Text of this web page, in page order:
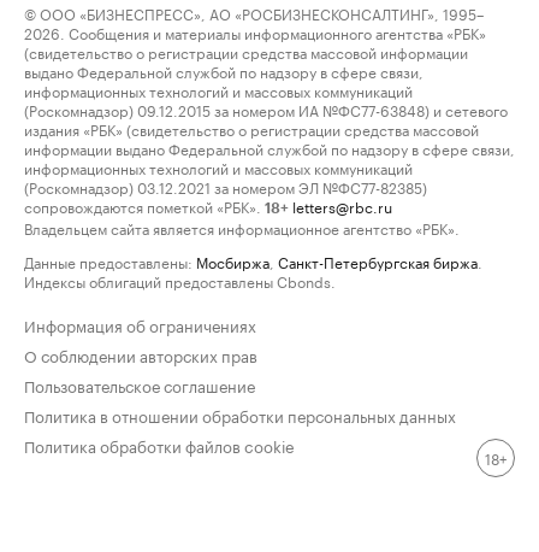
© ООО «БИЗНЕСПРЕСС», АО «РОСБИЗНЕСКОНСАЛТИНГ», 1995–
2026. Сообщения и материалы информационного агентства «РБК»
(свидетельство о регистрации средства массовой информации
выдано Федеральной службой по надзору в сфере связи,
информационных технологий и массовых коммуникаций
(Роскомнадзор) 09.12.2015 за номером ИА №ФС77-63848) и сетевого
издания «РБК» (свидетельство о регистрации средства массовой
информации выдано Федеральной службой по надзору в сфере связи,
информационных технологий и массовых коммуникаций
(Роскомнадзор) 03.12.2021 за номером ЭЛ №ФС77-82385)
сопровождаются пометкой «РБК».
18+ letters@rbc.ru
Владельцем сайта является информационное агентство «РБК».
Данные предоставлены: Мосбиржа Санкт-Петербургская биржа
Индексы облигаций предоставлены Cbonds.
Информация об ограничениях
О соблюдении авторских прав
Пользовательское соглашение
Политика в отношении обработки персональных данных
Политика обработки файлов cookie
18+